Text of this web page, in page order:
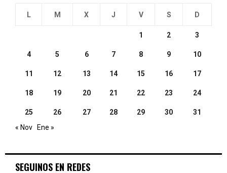
L M X J V S D
1 2 3
4 5 6 7 8 9 10
11 12 13 14 15 16 17
18 19 20 21 22 23 24
25 26 27 28 29 30
31
« Nov
Ene »
SEGUINOS EN REDES